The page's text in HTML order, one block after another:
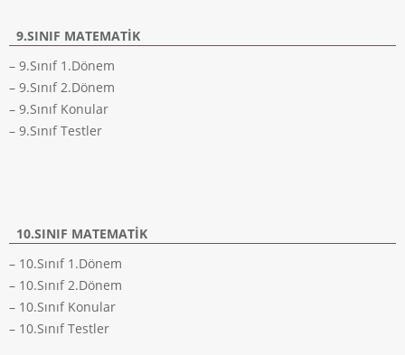
9.SINIF MATEMATIK
– 9.Sınıf 1.Dönem
– 9.Sınıf 2.Dönem
– 9.Sınıf Konular
– 9.Sınıf Testler
10.SINIF MATEMATIK
– 10.Sınıf 1.Dönem
– 10.Sınıf 2.Dönem
– 10.Sınıf Konular
– 10.Sınıf Testler